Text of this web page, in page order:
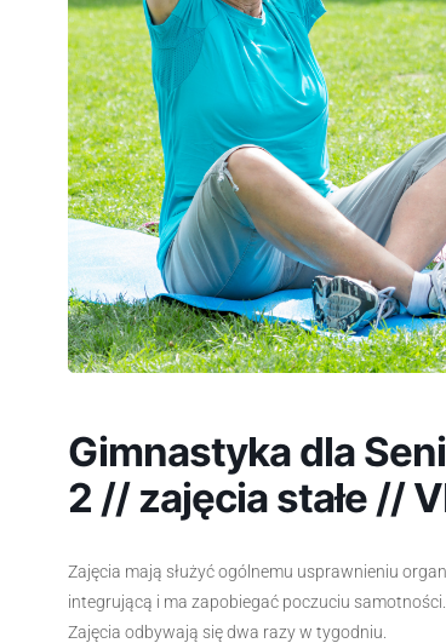
Gimnastyka dla
2 // zajęcia stałe //
Zajęcia mają służyć ogólnemu usprawnieniu
integrującą i ma zapobiegać poczuciu samotności.
Zajęcia odbywają się dwa razy w tygodniu.